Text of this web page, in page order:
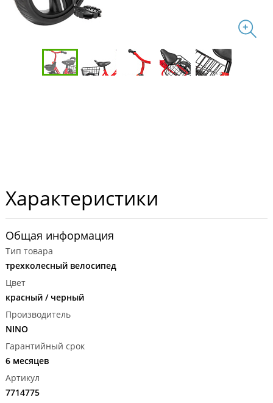
Характеристики
Общая информация
Тип товара
трехколесный велосипед
Цвет
красный / черный
Производитель
NINO
Гарантийный срок
6 месяцев
Артикул
7714775